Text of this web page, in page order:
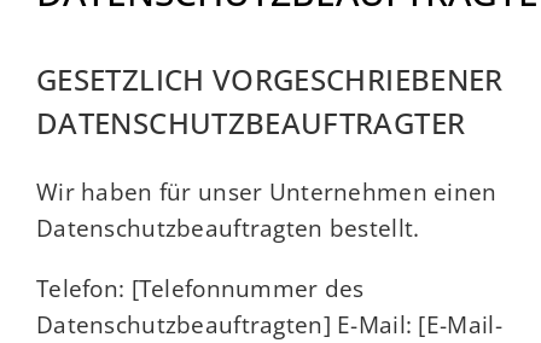
GESETZLICH VORGESCHRIEBENER
DATENSCHUTZBEAUFTRAGTER
Wir haben für unser Unternehmen einen
Datenschutzbeauftragten bestellt.
Telefon: [Telefonnummer des
Datenschutzbeauftragten] E-Mail: [E-Mail-